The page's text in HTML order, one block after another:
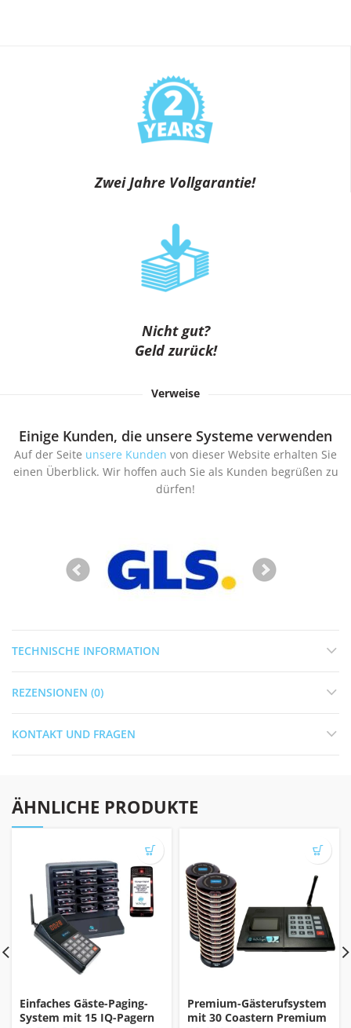
Zwei Jahre Vollgarantie!
Nicht gut?
Geld zurück!
Verweise
Einige Kunden, die unsere Systeme verwenden
Auf der Seite unsere Kunden von dieser Website erhalten Sie
einen Überblick. Wir hoffen auch Sie als Kunden begrüßen zu
dürfen!
TECHNISCHE INFORMATION
REZENSIONEN (0)
KONTAKT UND FRAGEN
ÄHNLICHE PRODUKTE
Einfaches Gäste-Paging-
System mit 15 IQ-Pagern
Premium-Gästerufsystem
mit 30 Coastern Premium